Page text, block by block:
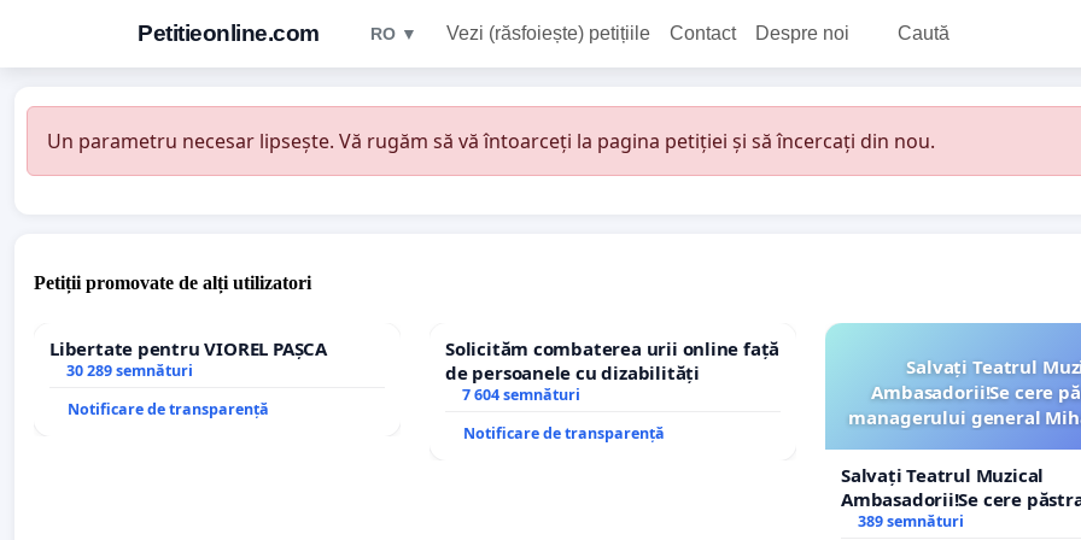
Petitieonline.com RO ▼ Vezi (răsfoiește) petițiile Contact Despre noi Caută
Un parametru necesar lipsește. Vă rugăm să vă întoarceți la pagina petiției și să încercați din nou.
Petiții promovate de alți utilizatori
Libertate pentru VIOREL PAȘCA
30 289 semnături
Notificare de transparență
Solicităm combaterea urii online față
de persoanele cu dizabilități
7 604 semnături
Notificare de transparență
Salvați Teatrul
Ambasadorii!Se cere
managerului general
Salvați Teatrul Muzical
Ambasadorii!Se cere
managerului general
389 semnături